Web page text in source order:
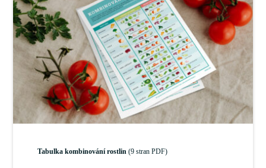
Tabulka kombinování rostlin(9 stran PDF)